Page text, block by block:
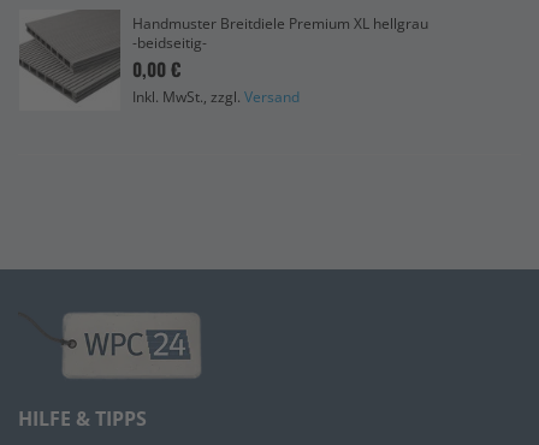
Handmuster Breitdiele Premium XL hellgrau
-beidseitig-
0,00 €
Inkl. MwSt., zzgl. Versand
HILFE & TIPPS